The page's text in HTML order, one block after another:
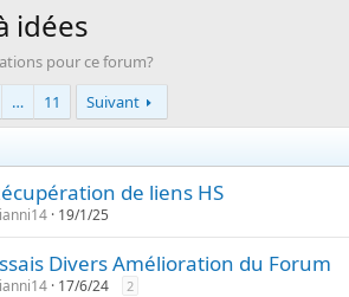
idées
pour ce forum?
… 11 Suivant
de liens HS
19/1/25
Divers Amélioration du Forum
17/6/24 2